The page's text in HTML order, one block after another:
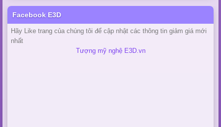
Facebook E3D
Hãy Like trang của chúng tôi để cập nhật các thông tin giảm giá mới
nhất
Tượng mỹ nghệ E3D.vn